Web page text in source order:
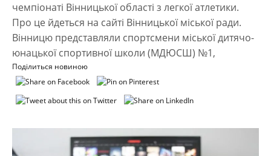
чемпіонаті Вінницької області з легкої атлетики.
Про це йдеться на сайті Вінницької міської ради.
Вінницю представляли спортсмени міської дитячо-
юнацької спортивної школи (МДЮСШ) №1,
Поділиться новиною